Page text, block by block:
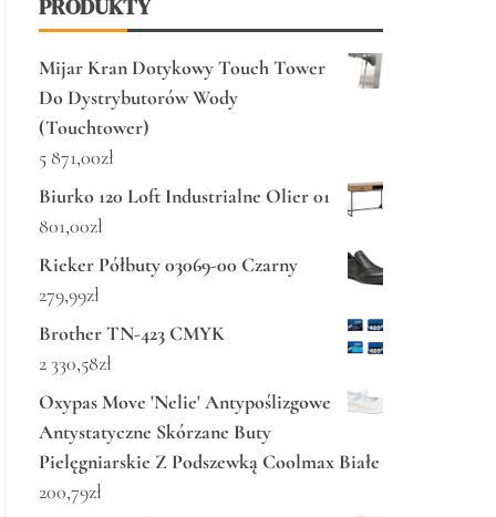
PRODUKTY
Mijar Kran Dotykowy Touch Tower
Do Dystrybutorów Wody
(Touchtower)
5 871,00zł
Biurko 120 Loft Industrialne Olier 01
801,00zł
Rieker Półbuty 03069-00 Czarny
279,99zł
Brother TN-423 CMYK
2 330,58zł
Oxypas Move 'Nelie' Antypoślizgowe
Antystatyczne Skórzane Buty
Pielęgniarskie Z Podszewką Coolmax Białe
200,79zł